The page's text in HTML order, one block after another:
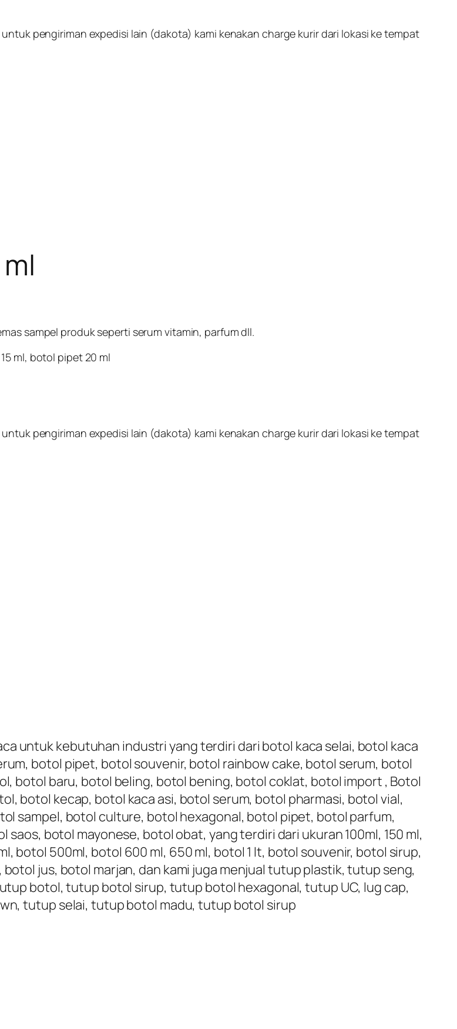
pengiriman expedisi lain (dakota) kami kenakan charge kurir dari lokasi ke tempat
sampel produk seperti serum vitamin, parfum dll.
ml, botol pipet 20 ml
pengiriman expedisi lain (dakota) kami kenakan charge kurir dari lokasi ke tempat
untuk kebutuhan industri yang terdiri dari botol kaca selai, botol kaca
botol pipet, botol souvenir, botol rainbow cake, botol serum, botol
botol baru, botol beling, botol bening, botol coklat, botol import , Botol
botol kecap, botol kaca asi, botol serum, botol pharmasi, botol vial,
sampel, botol culture, botol hexagonal, botol pipet, botol parfum,
botol mayonese, botol obat, yang terdiri dari ukuran 100ml, 150 ml,
botol 500ml, botol 600 ml, 650 ml, botol 1 lt, botol souvenir, botol sirup,
jus, botol marjan, dan kami juga menjual tutup plastik, tutup seng,
botol, tutup botol sirup, tutup botol hexagonal, tutup UC, lug cap,
tutup selai, tutup botol madu, tutup botol sirup